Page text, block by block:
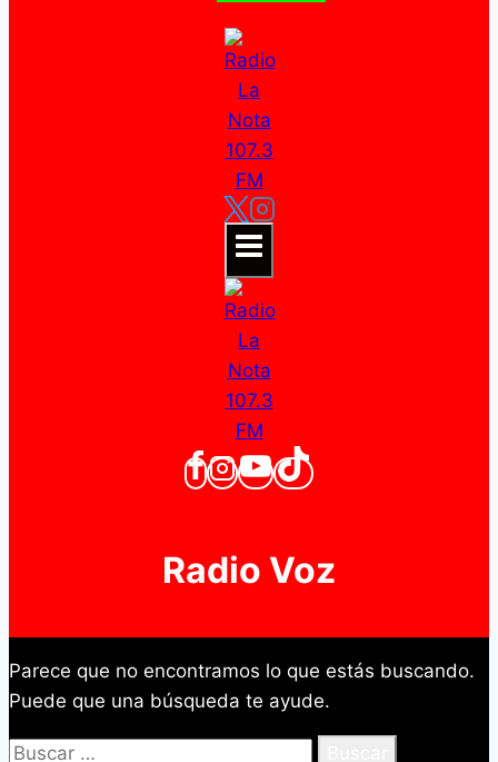
Radio Voz
Parece que no encontramos lo que estás buscando.
Puede que una búsqueda te ayude.
Buscar: